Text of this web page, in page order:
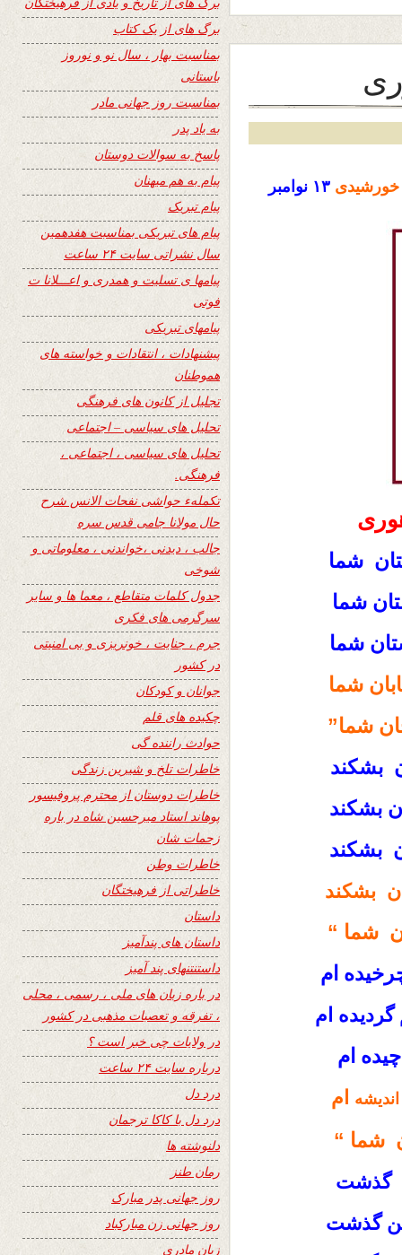
۱۳ نوامبر
شما
شما
شما
شما
شما”
بشکند
بشکند
بشکند
بشکند
شما “
ام
ام
ام
اندیشه ام
شما “
گذشت
گذشت
برگ های از یک کتاب
بمناسبت بهار ، سال نو و نوروز
باستانی
بمناسبت روز جهانی مادر
به یاد پدر
پاسخ به سوالات دوستان
پیام به هم میهنان
پیام تبریک
پیام های تبریکی بمناسبت هفدهمین
سال نشراتی سایت ۲۴ ساعت
پیامها ی تسلیت و همدری و اعـــلانا ت
فوتی
پیامهای تبریکی
پیشنهادات ، انتقادات و خواسته های
هموطنان
تجلیل از کانون های فرهنگی
تحلیل های سیاسی – اجتماعی
تحلیل های سیاسی ، اجتماعی ،
فرهنگی.
تکملهء حواشی نفحات الانس شرح
حال مولانا جامی قدس سره
جالب ، دیدنی ،خواندنی ، معلوماتی و
شوخی
جدول کلمات متقاطع ، معما ها و سایر
سرگرمی های فکری
جرم ، جنایت ، خونریزی و بی امنیتی
در کشور
جوانان و کودکان
چکیده های قلم
حوادث راننده گی
خاطرات تلخ و شیرین زندگی
خاطرات دوستان از محترم پروفیسور
پوهاند استاد میرحسین شاه در باره
زحمات شان
خاطرات وطن
خاطراتی از فرهیختگان
داستان
داستان های پندآمیز
داستنتنهای پند آمیز
در باره زبان های ملی ، رسمی ، محلی
، تفرقه و تعصبات مذهبی در کشور
در ولایات چی خبر است ؟
درباره سایت ۲۴ ساعت
درد دل
درد دل با کاکا ترجمان
دلنوشته ها
رمان طنز
روز جهانی پدر مبارک
روز جهانی زن مبارکباد
زبان مادری